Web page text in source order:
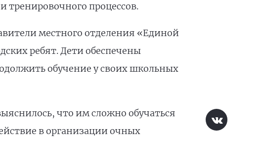
тренировочного процессов.
местного отделения «Единой
ребят. Дети обеспечены
обучение у своих школьных
что им сложно обучаться
в организации очных